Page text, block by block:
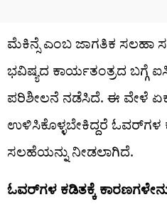
ಮೆಕಿನ್ಸೆ ಎಂಬ ಜಾಗತಿಕ ಸಲಹಾ
ಭವಿಷ್ಯದ ಕಾರ್ಯತಂತ್ರದ ಬಗ್ಗೆ
ಪರಿಶೀಲನೆ ನಡೆಸಿದೆ. ಈ ವೇಳೆ
ಉಳಿಸಿಕೊಳ್ಳಬೇಕಿದ್ದರೆ
ಸಲಹೆಯನ್ನು ನೀಡಲಾಗಿದೆ.
ಓವರ್‌ಗಳ ಕಡಿತಕ್ಕೆ